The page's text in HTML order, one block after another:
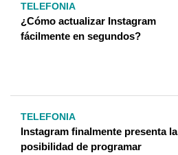
TELEFONIA
¿Cómo actualizar Instagram
fácilmente en segundos?
TELEFONIA
Instagram finalmente presenta la
posibilidad de programar